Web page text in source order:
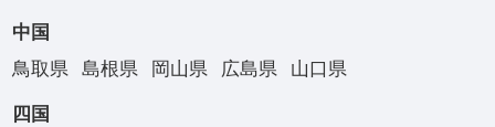
中国
鳥取県
島根県 岡山県 広島県 山口県
四国